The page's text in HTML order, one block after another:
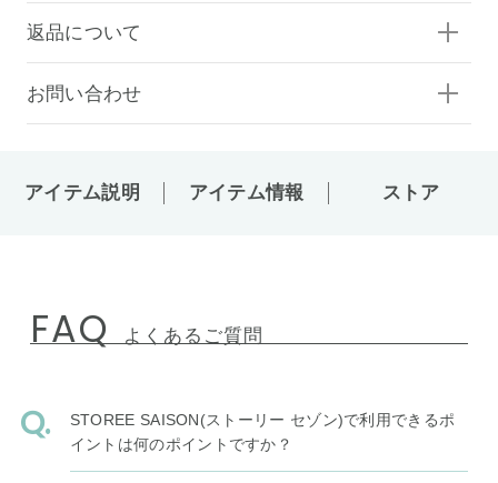
返品について
お問い合わせ
アイテム説明 アイテム情報 ストア
FAQ よくあるご質問
STOREE SAISON(ストーリー セゾン)で利用できるポ
イントは何のポイントですか？